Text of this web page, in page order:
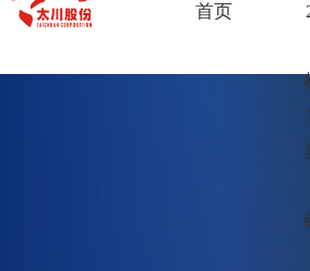
首页